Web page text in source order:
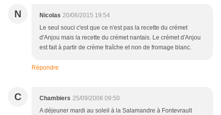
N Nicolas 20/06/2015 19:54
Le seul souci c'est que ce n'est pas la recette du crémet
d'Anjou mais la recette du crémet nantais. Le crémet d'Anjou
est fait à partir de crème fraîche et non de fromage blanc.
Répondre
C Chambiers 25/09/2008 09:50
A déjeuner mardi au soleil à la Salamandre à Fontevrault